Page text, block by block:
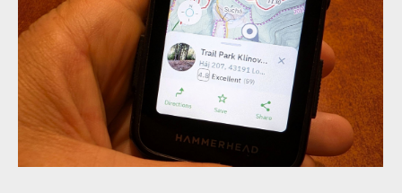
Mapy.com na Hammerhead Karoo